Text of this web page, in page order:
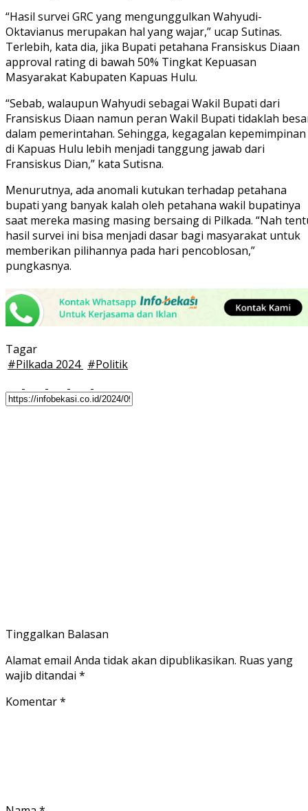
“Hasil survei GRC yang mengunggulkan Wahyudi-
Oktavianus merupakan hal yang wajar,” ucap Sutinas.
Terlebih, kata dia, jika Bupati petahana Fransiskus Diaan
approval rating di bawah 50% Tingkat Kepuasan
Masyarakat Kabupaten Kapuas Hulu.
“Sebab, walaupun Wahyudi sebagai Wakil Bupati dari
Fransiskus Diaan namun peran Wakil Bupati tidaklah
dalam pemerintahan. Sehingga, kegagalan kepemimpinan
di Kapuas Hulu lebih menjadi tanggung jawab dari
Fransiskus Dian,” kata Sutisna.
Menurutnya, ada anomali kutukan terhadap petahana
bupati yang banyak kalah oleh petahana wakil bupatinya
saat mereka masing masing bersaing di Pilkada. “Nah
hasil survei ini bisa menjadi dasar bagi masyarakat untuk
memberikan pilihannya pada hari pencoblosan,”
pungkasnya.
Tagar
#Pilkada 2024 #Politik
Tinggalkan Balasan
Alamat email Anda tidak akan dipublikasikan. Ruas yang
wajib ditandai *
Komentar*